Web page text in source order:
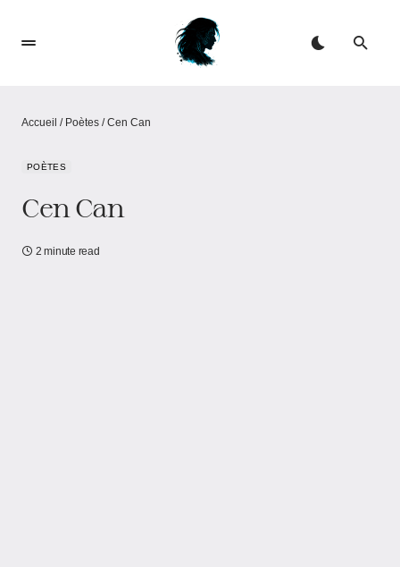
Accueil / Poètes /Cen Can
POÈTES
Cen Can
2 minute read